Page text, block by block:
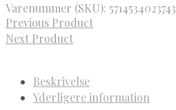
Varenummer (SKU): 5714534023743
Previous Product
Next Product
Beskrivelse
Yderligere information